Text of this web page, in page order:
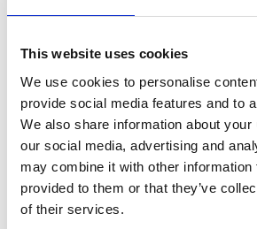
This website uses cookies
We use cookies to personalise
provide social media features and to
We also share information about
our social media, advertising and
may combine it with other information
provided to them or that they’ve
of their services.
(www.expertpetnutrition.com) desde
nutrición para diferentes públicos y aporta
productos para empresas, entre otras
múltiples publicaciones y charlas
campo de la nutrición de perros y gatos y
científico de la FEDIAF. Es clínico
Nutrición clínica de la FHCV de la UAB y